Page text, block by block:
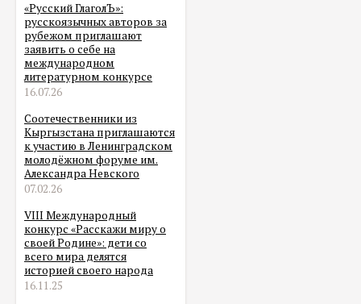
«Русский ГлаголЪ»:
русскоязычных авторов за
рубежом приглашают
заявить о себе на
международном
литературном конкурсе
16.07.26
Соотечественники из
Кыргызстана приглашаются
к участию в Ленинградском
молодёжном форуме им.
Александра Невского
07.02.26
VIII Международный
конкурс «Расскажи миру о
своей Родине»: дети со
всего мира делятся
историей своего народа
16.11.25